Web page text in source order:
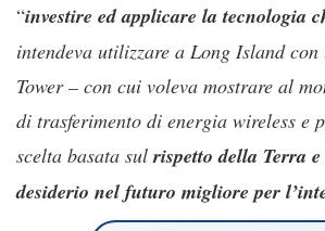
“investire ed applicare la tecnologia
intendeva utilizzare a Long Island
Tower – con cui voleva mostrare al
di trasferimento di energia wireless e
scelta basata sulrispetto della Terra e
desiderio nel futuro migliore per